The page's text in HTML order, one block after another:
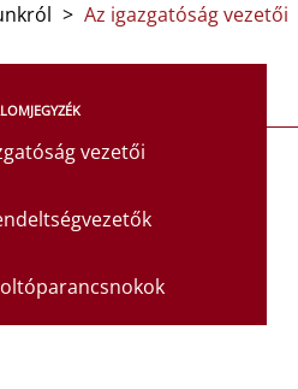
> Az igazgatóság vezetői
vezetői